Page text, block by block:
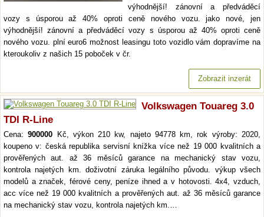
výhodnější! zánovní a předváděcí
vozy s úsporou až 40% oproti ceně nového vozu. jako nové, jen
výhodnější! zánovní a předváděcí vozy s úsporou až 40% oproti ceně
nového vozu. plní euro6 možnost leasingu toto vozidlo vám dopravíme na
kteroukoliv z našich 15 poboček v čr.
Zobrazit inzerát
Volkswagen Touareg 3.0
TDI R-Line
Cena:900000 Kč, výkon 210 kw, najeto 94778 km, rok výroby: 2020,
koupeno v: česká republika servisní knížka více než 19 000 kvalitních a
prověřených aut. až 36 měsíců garance na mechanický stav vozu,
kontrola najetých km. doživotní záruka legálního původu. výkup všech
modelů a značek, férové ceny, peníze ihned a v hotovosti. 4x4, vzduch,
acc více než 19 000 kvalitních a prověřených aut. až 36 měsíců garance
na mechanický stav vozu, kontrola najetých km.…